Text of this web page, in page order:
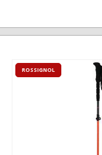
ROSSIGNOL